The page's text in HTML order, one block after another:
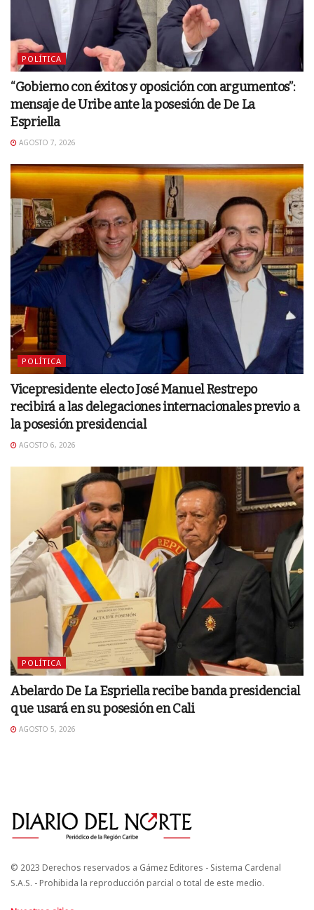
POLÍTICA
“Gobierno con éxitos y oposición con argumentos”:
mensaje de Uribe ante la posesión de De La
Espriella
AGOSTO 7, 2026
POLÍTICA
Vicepresidente electo José Manuel Restrepo
recibirá a las delegaciones internacionales previo a
la posesión presidencial
AGOSTO 6, 2026
POLÍTICA
Abelardo De La Espriella recibe banda presidencial
que usará en su posesión en Cali
AGOSTO 5, 2026
© 2023 Derechos reservados a Gámez Editores - Sistema Cardenal
S.A.S. - Prohibida la reproducción parcial o total de este medio.